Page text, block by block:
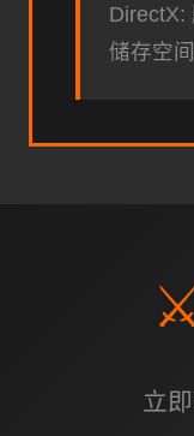
DirectX:
储存空
立